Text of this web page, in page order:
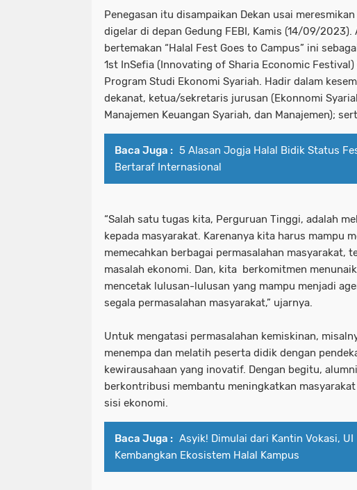
Penegasan itu disampaikan Dekan usai
digelar di depan Gedung FEBI, Kamis (14/09/2023).
bertemakan “Halal Fest Goes to Campus” ini
1st InSefia (Innovating of Sharia Economic
Program Studi Ekonomi Syariah. Hadir dalam
dekanat, ketua/sekretaris jurusan (Ekonnomi
Manajemen Keuangan Syariah, dan Manajemen);
Baca Juga : 5 Alasan Jogja Halal Bidik Status
Bertaraf Internasional
“Salah satu tugas kita, Perguruan Tinggi, adalah
kepada masyarakat. Karenanya kita harus mampu
memecahkan berbagai permasalahan masyarakat,
masalah ekonomi. Dan, kita berkomitmen
mencetak lulusan-lulusan yang mampu menjadi
segala permasalahan masyarakat,” ujarnya.
Untuk mengatasi permasalahan kemiskinan,
menempa dan melatih peserta didik dengan
kewirausahaan yang inovatif. Dengan begitu,
berkontribusi membantu meningkatkan
sisi ekonomi.
Baca Juga : Asyik! Dimulai dari Kantin Vokasi, UI
Kembangkan Ekosistem Halal Kampus